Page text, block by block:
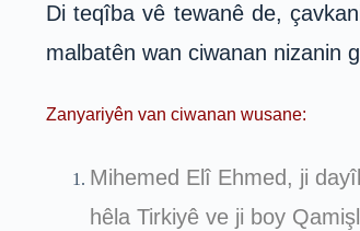
Di teqîba vê tewanê de,
malbatên wan ciwanan nizanin
Zanyariyên van ciwanan wusane:
Mihemed Elî Ehmed, ji
hêla Tirkiyê ve ji boy